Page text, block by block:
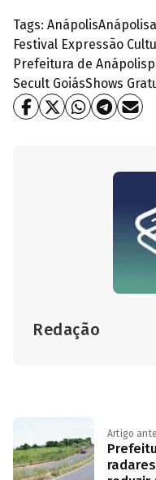
Tags: AnápolisAnápolis
Festival Expressão
Prefeitura de Anápolis
Secult GoiásShows
Redação
Artigo